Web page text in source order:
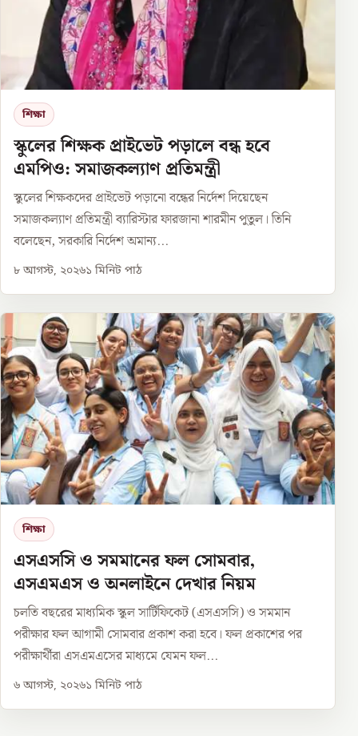
শিক্ষা
স্কুলের শিক্ষক প্রাইভেট পড়ালে বন্ধ হবে
এমপিও: সমাজকল্যাণ প্রতিমন্ত্রী
স্কুলের শিক্ষকদের প্রাইভেট পড়ানো বন্ধের নির্দেশ দিয়েছেন
সমাজকল্যাণ প্রতিমন্ত্রী ব্যারিস্টার ফারজানা শারমীন পুতুল। তিনি
বলেছেন, সরকারি নির্দেশ অমান্য...
৮ আগস্ট, ২০২৬১ মিনিট পাঠ
শিক্ষা
এসএসসি ও সমমানের ফল সোমবার,
এসএমএস ও অনলাইনে দেখার নিয়ম
চলতি বছরের মাধ্যমিক স্কুল সার্টিফিকেট (এসএসসি) ও সমমান
পরীক্ষার ফল আগামী সোমবার প্রকাশ করা হবে। ফল প্রকাশের পর
পরীক্ষার্থীরা এসএমএসের মাধ্যমে যেমন ফল...
৬ আগস্ট, ২০২৬১ মিনিট পাঠ